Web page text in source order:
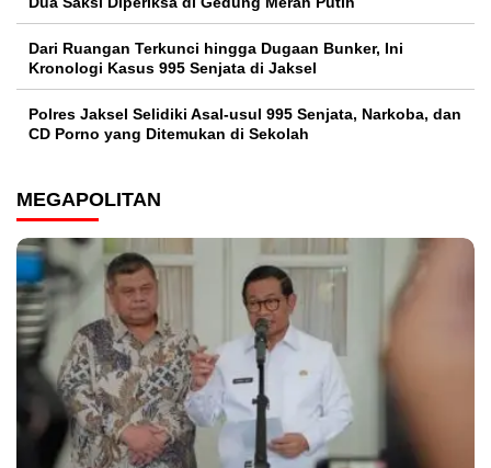
Dari Ruangan Terkunci hingga Dugaan Bunker, Ini
Kronologi Kasus 995 Senjata di Jaksel
Polres Jaksel Selidiki Asal-usul 995 Senjata, Narkoba, dan
CD Porno yang Ditemukan di Sekolah
MEGAPOLITAN